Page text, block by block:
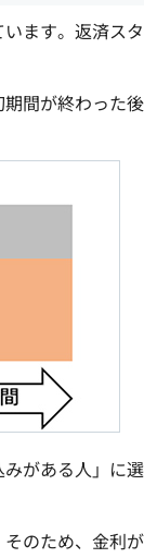
ます。返済ス
間が終わった
がある人」に
のため、金利